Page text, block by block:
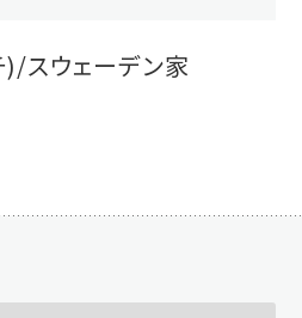
)/スウェーデン家